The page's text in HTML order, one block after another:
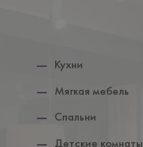
Кухни
Мягкая мебель
Спальни
Детские комнаты